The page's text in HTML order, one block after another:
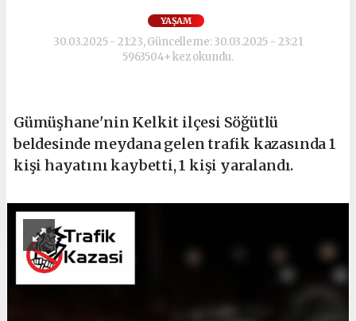
YAŞAM
30.03.2025 - 21:23, Güncelleme: 30.03.2025 - 23:21
5963504+ kez okundu.
Gümüşhane'nin Kelkit ilçesi Söğütlü
beldesinde meydana gelen trafik kazasında 1
kişi hayatını kaybetti, 1 kişi yaralandı.